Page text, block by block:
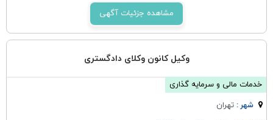
مشاهده جزئیات آگهی
وکیل کانون وکلای دادگستری
خدمات مالی و سرمایه گذاری
شهر :تهران